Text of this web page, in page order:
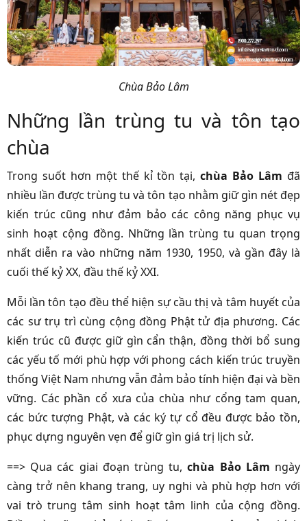
Chùa Bảo Lâm
Những lần trùng tu và tôn tạo
chùa
Trong suốt hơn một thế kỉ tồn tại,chùa Bảo Lâm đã
nhiều lần được trùng tu và tôn tạo nhằm giữ gìn nét đẹp
kiến trúc cũng như đảm bảo các công năng phục vụ
sinh hoạt cộng đồng. Những lần trùng tu quan trọng
nhất diễn ra vào những năm 1930, 1950, và gần đây là
cuối thế kỷ XX, đầu thế kỷ XXI.
Mỗi lần tôn tạo đều thể hiện sự cầu thị và tâm huyết của
các sư trụ trì cùng cộng đồng Phật tử địa phương. Các
kiến trúc cũ được giữ gìn cẩn thận, đồng thời bổ sung
các yếu tố mới phù hợp với phong cách kiến trúc truyền
thống Việt Nam nhưng vẫn đảm bảo tính hiện đại và bền
vững. Các phần cổ xưa của chùa như cổng tam quan,
các bức tượng Phật, và các ký tự cổ đều được bảo tồn,
phục dựng nguyên vẹn để giữ gìn giá trị lịch sử.
==> Qua các giai đoạn trùng tu,chùa Bảo Lâm ngày
càng trở nên khang trang, uy nghi và phù hợp hơn với
vai trò trung tâm sinh hoạt tâm linh của cộng đồng.